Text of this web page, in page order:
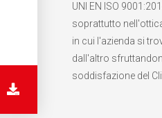
UNI EN ISO
soprattutto
in cui l'azienda si
dall'altro
soddisfazione del